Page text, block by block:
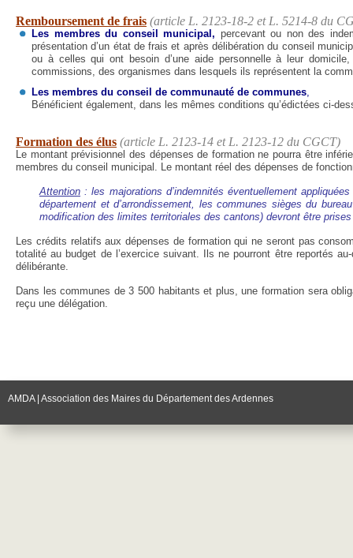
Remboursement de frais (article L. 2123-18-2 et L. 5214-8 du
Les membres du conseil municipal, percevant ou non des
présentation d’un état de frais et après délibération du conseil
ou à celles qui ont besoin d’une aide personnelle à leur
commissions, des organismes dans lesquels ils représentent la
Les membres du conseil de communauté de communes,
Bénéficient également, dans les mêmes conditions qu’édictées ci-
Formation des élus (article L. 2123-14 et L. 2123-12 du CGCT)
Le montant prévisionnel des dépenses de formation ne pourra être
membres du conseil municipal. Le montant réel des dépenses de
Attention :les majorations d’indemnités éventuellement
département et d’arrondissement, les communes sièges du
modification des limites territoriales des cantons) devront être
Les crédits relatifs aux dépenses de formation qui ne seront pas
totalité au budget de l’exercice suivant. Ils ne pourront être reportés
délibérante.
Dans les communes de 3 500 habitants et plus, une formation sera
reçu une délégation.
AMDA | Association des Maires du Département des Ardennes